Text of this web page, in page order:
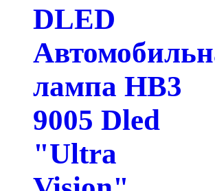
DLED
лампа HB3
9005 Dled
"Ultra